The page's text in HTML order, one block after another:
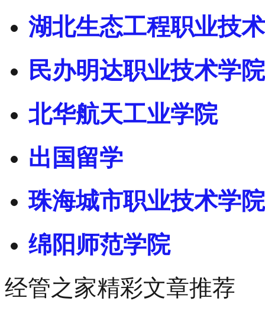
湖北生态工程职业技
民办明达职业技术学院
北华航天工业学院
出国留学
珠海城市职业技术学院
绵阳师范学院
经管之家精彩文章推荐